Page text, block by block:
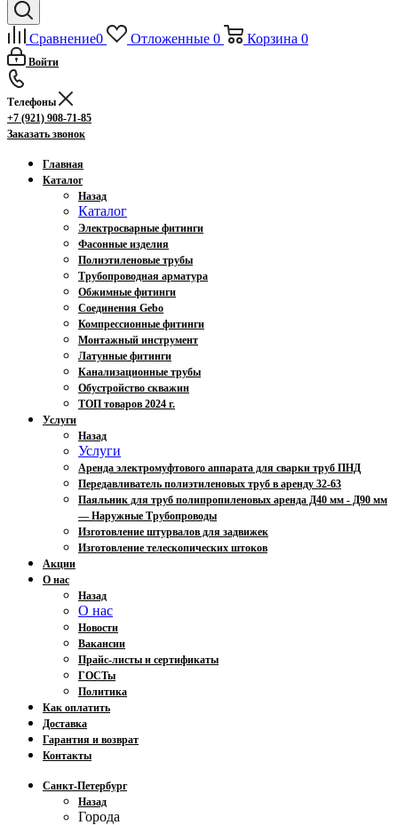
Сравнение0 Отложенные 0 Корзина 0
Войти
Телефоны
+7 (921) 908-71-85
Заказать звонок
Главная
Каталог
Назад
Каталог
Электросварные фитинги
Фасонные изделия
Полиэтиленовые трубы
Трубопроводная арматура
Обжимные фитинги
Соединения Gebo
Компрессионные фитинги
Монтажный инструмент
Латунные фитинги
Канализационные трубы
Обустройство скважин
ТОП товаров 2024 г.
Услуги
Назад
Услуги
Аренда электромуфтового аппарата для сварки труб ПНД
Передавливатель полиэтиленовых труб в аренду 32-63
Паяльник для труб полипропиленовых аренда Д40 мм - Д90 мм
— Наружные Трубопроводы
Изготовление штурвалов для задвижек
Изготовление телескопических штоков
Акции
О нас
Назад
О нас
Новости
Вакансии
Прайс-листы и сертификаты
ГОСТы
Политика
Как оплатить
Доставка
Гарантия и возврат
Контакты
Санкт-Петербург
Назад
Города